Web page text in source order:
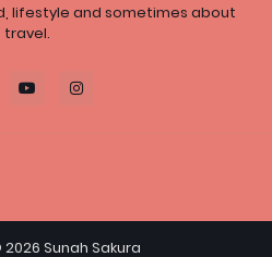
lifestyle and sometimes about
travel.
2026 Sunah Sakura